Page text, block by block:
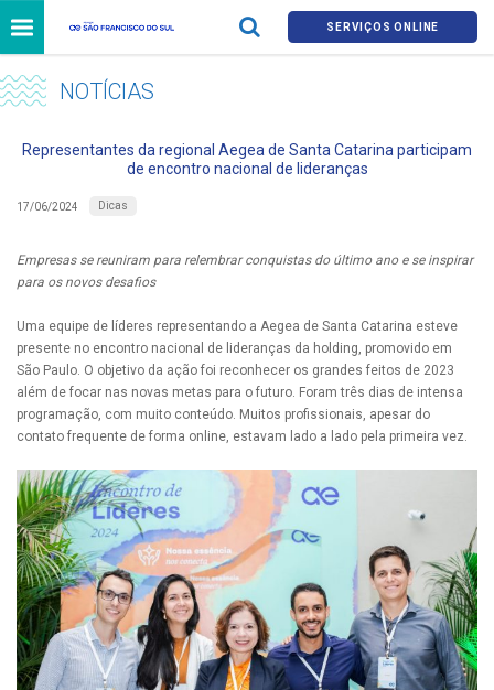
SERVIÇOS ONLINE
NOTÍCIAS
Representantes da regional Aegea de Santa Catarina participam
de encontro nacional de lideranças
17/06/2024 Dicas
Empresas se reuniram para relembrar conquistas do último ano e se inspirar
para os novos desafios
Uma equipe de líderes representando a Aegea de Santa Catarina esteve
presente no encontro nacional de lideranças da holding, promovido em
São Paulo. O objetivo da ação foi reconhecer os grandes feitos de 2023
além de focar nas novas metas para o futuro. Foram três dias de intensa
programação, com muito conteúdo. Muitos profissionais, apesar do
contato frequente de forma online, estavam lado a lado pela primeira vez.